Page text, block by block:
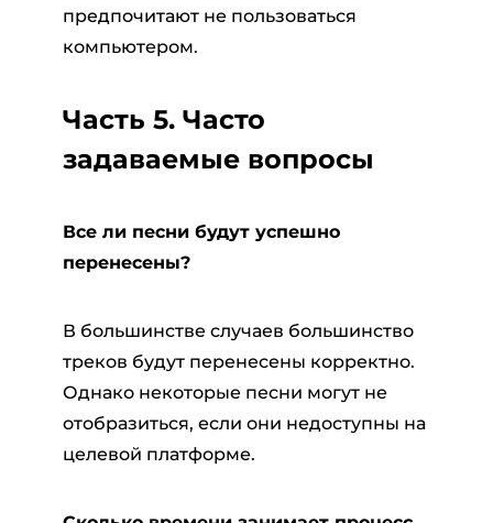
предпочитают не пользоваться
компьютером.
Часть 5. Часто
задаваемые вопросы
Все ли песни будут успешно
перенесены?
В большинстве случаев большинство
треков будут перенесены корректно.
Однако некоторые песни могут не
отобразиться, если они недоступны на
целевой платформе.